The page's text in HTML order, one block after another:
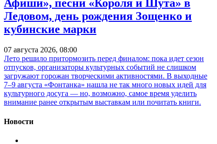
Афиши», песни «Короля и Шута» в
Ледовом, день рождения Зощенко и
кубинские марки
07 августа 2026, 08:00
Лето решило притормозить перед финалом: пока идет сезон
отпусков, организаторы культурных событий не слишком
загружают горожан творческими активностями. В выходные
7–9 августа «Фонтанка» нашла не так много новых идей для
культурного досуга — но, возможно, самое время уделить
внимание ранее открытым выставкам или почитать книги.
Новости